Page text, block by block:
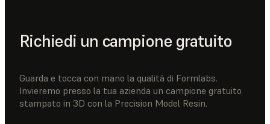
Richiedi un campione gratuito
Guarda e tocca con mano la qualità di Formlabs.
Invieremo presso la tua azienda un campione gratuito
stampato in 3D con la Precision Model Resin.